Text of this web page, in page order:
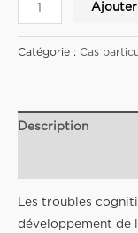
Ajouter
Catégorie : Cas
Description
Les troubles
développement de